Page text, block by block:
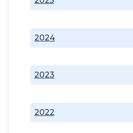
2022
2023
2024